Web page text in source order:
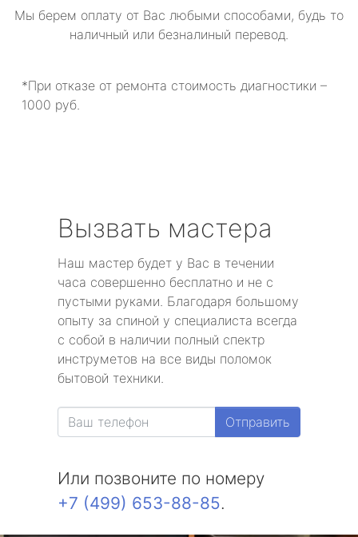
Мы берем оплату от Вас любыми способами, будь то
наличный или безналиный перевод.
*При отказе от ремонта стоимость диагностики –
1000 руб.
Вызвать мастера
Наш мастер будет у Вас в течении
часа совершенно бесплатно и не с
пустыми руками. Благодаря большому
опыту за спиной у специалиста всегда
с собой в наличии полный спектр
инструметов на все виды поломок
бытовой техники.
Отправить
Или позвоните по номеру
+7 (499) 653-88-85.